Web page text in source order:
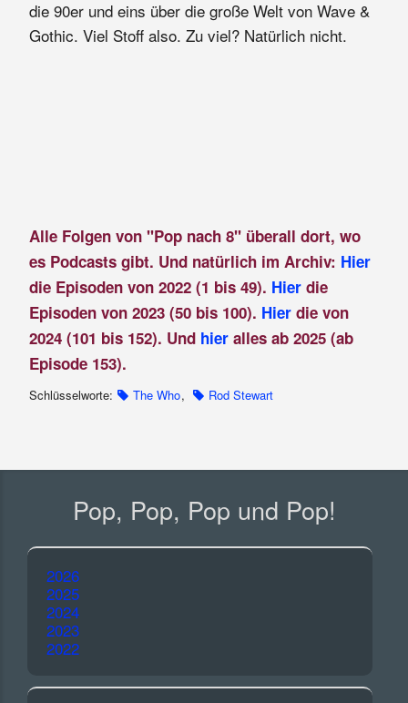
die 90er und eins über die große Welt von Wave &
Gothic. Viel Stoff also. Zu viel? Natürlich nicht.
Alle Folgen von "Pop nach 8" überall dort, wo
es Podcasts gibt. Und natürlich im Archiv: Hier
die Episoden von 2022 (1 bis 49). Hierdie
Episoden von 2023 (50 bis 100). Hier die von
2024 (101 bis 152). Und hier alles ab 2025 (ab
Episode 153).
Schlüsselworte: The Who, Rod Stewart
Pop, Pop, Pop und Pop!
2026
2025
2024
2023
2022